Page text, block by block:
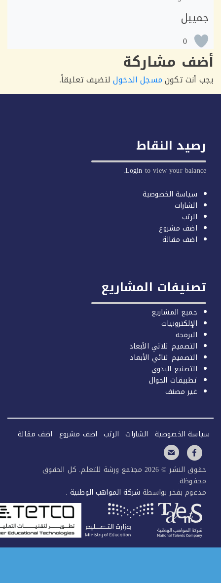
0
مشاركة
تكونمسجل الدخوللتضيف تعليقاً.
النقاط
Loginto view your
سياسة الخصوصية
الشارات
الرتب
اضف مشروع
اضف مقالة
المشاريع
جميع المشاريع
الإلكترونيات
البرمجة
التصميم ثلاثي الأبعاد
التصميم ثنائي الأبعاد
التصنيع اليدوي
تطبيقات الجوال
غير مصنف
الخصوصية الشارات الرتب اضف مشروع اضف مقالة
حقوق النشر © 2026 مجتمع ورشة للتعلم. كل الحقوق
بفخر بواسطةشركة المواهب الوطنية.